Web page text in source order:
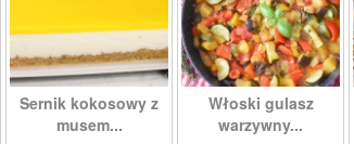
Sernik kokosowy z
musem...
Włoski gulasz
warzywny...